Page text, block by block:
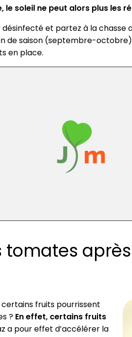
le soleil ne peut alors plus les
et partez à la chasse
de saison (septembre-
en place.
tomates
fruits pourrissent
? En effet, certains fruits
a pour effet d’accélérer la